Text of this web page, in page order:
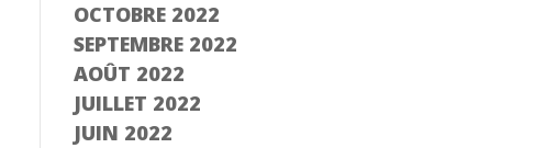
OCTOBRE 2022
SEPTEMBRE 2022
AOÛT 2022
JUILLET 2022
JUIN 2022